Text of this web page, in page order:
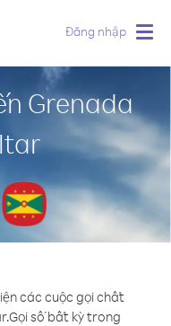
Đăng nhập
Grenada
các cuộc gọi chất
Gọi số bất kỳ trong